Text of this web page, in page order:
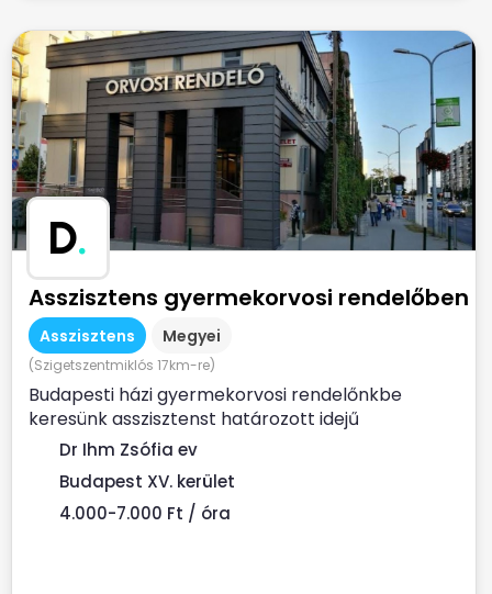
D.
Asszisztens gyermekorvosi rendelőben
Asszisztens Megyei
(Szigetszentmiklós 17km-re)
Budapesti házi gyermekorvosi rendelőnkbe
keresünk asszisztenst határozott idejű
munkaszerződéssel. Ha...
Dr Ihm Zsófia ev
Budapest XV. kerület
4.000-7.000 Ft / óra